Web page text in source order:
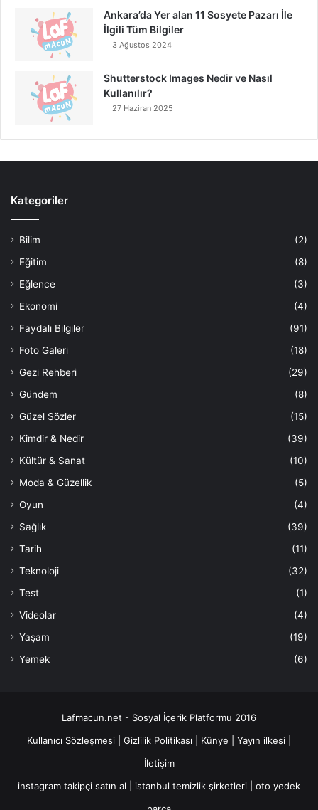
Ankara’da Yer alan 11 Sosyete Pazarı İle
İlgili Tüm Bilgiler
3 Ağustos 2024
Shutterstock Images Nedir ve Nasıl
Kullanılır?
27 Haziran 2025
Kategoriler
Bilim
(2)
Eğitim
(8)
Eğlence
(3)
Ekonomi
(4)
Faydalı Bilgiler
(91)
Foto Galeri
(18)
Gezi Rehberi
(29)
Gündem
(8)
Güzel Sözler
(15)
Kimdir & Nedir
(39)
Kültür & Sanat
(10)
Moda & Güzellik
(5)
Oyun
(4)
Sağlık
(39)
Tarih
(11)
Teknoloji
(32)
Test
(1)
Videolar
(4)
Yaşam
(19)
Yemek
(6)
Lafmacun.net - Sosyal İçerik Platformu 2016
Kullanıcı Sözleşmesi
Gizlilik Politikası Künye Yayın ilkesi
İletişim
instagram takipçi satın al
istanbul temizlik şirketleri
oto yedek